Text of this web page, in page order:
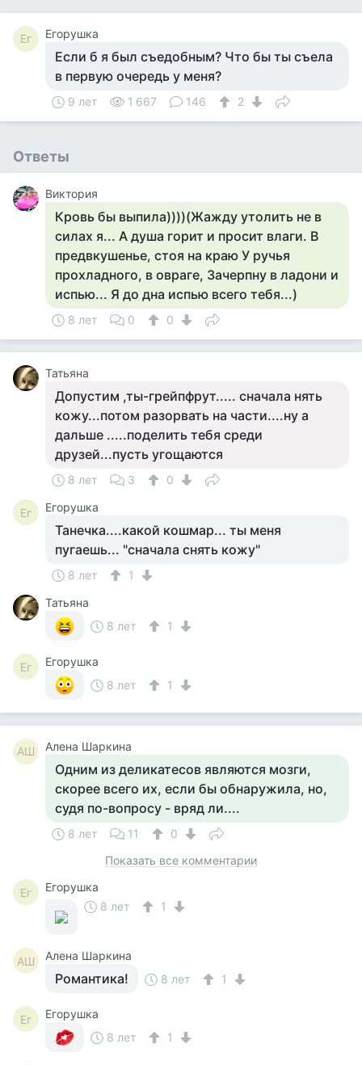
Ег Егорушка
Если б я был съедобным? Что бы ты съела
в первую очередь у меня?
9 лет 1 667 146 2
Ответы
Виктория
Кровь бы выпила))))(Жажду утолить не в
силах я... А душа горит и просит влаги. В
предвкушенье, стоя на краю У ручья
прохладного, в овраге, Зачерпну в ладони и
испью... Я до дна испью всего тебя...)
8 лет 0 0
Татьяна
Допустим ,ты-грейпфрут..... сначала нять
кожу...потом разорвать на части....ну а
дальше .....поделить тебя среди
друзей...пусть угощаются
8 лет 3 0
Ег Егорушка
Танечка....какой кошмар... ты меня
пугаешь... "сначала снять кожу"
8 лет
1
Татьяна
8 лет
1
Ег
Егорушка
8 лет
1
АШ Алена Шаркина
Одним из деликатесов являются мозги,
скорее всего их, если бы обнаружила, но,
судя по-вопросу - вряд ли....
8 лет 11
0
Показать все комментарии
Ег
Егорушка
8 лет
1
АШ Алена Шаркина
Романтика! 8 лет 1
Ег
Егорушка
8 лет
1